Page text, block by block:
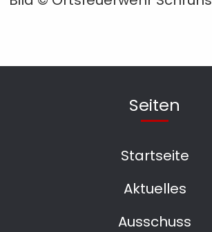
Seiten
Startseite
Aktuelles
Ausschuss